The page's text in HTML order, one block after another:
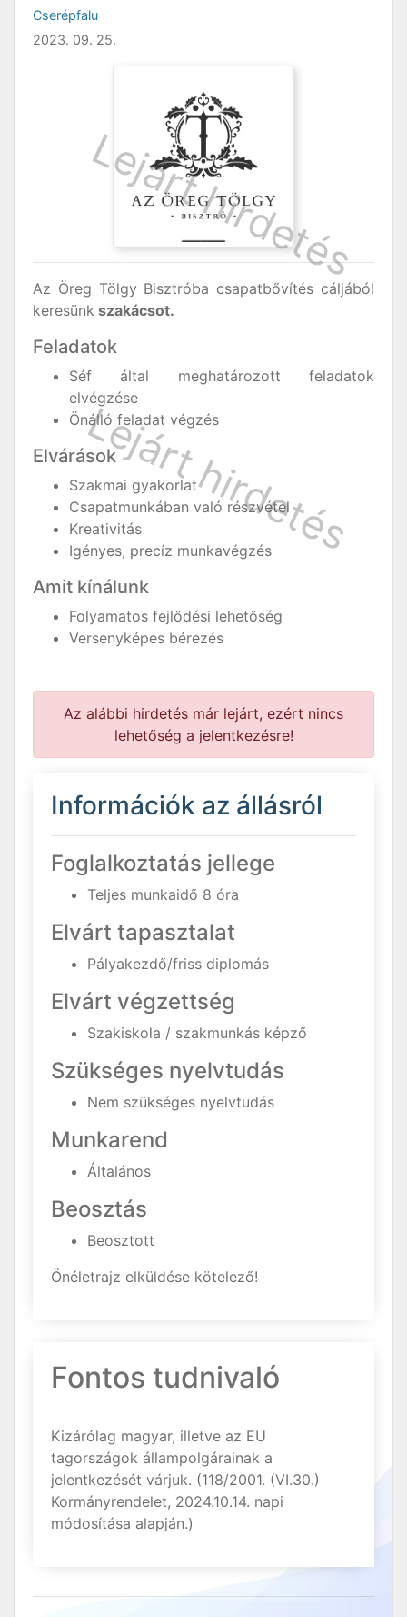
Cserépfalu
2023. 09. 25.
Az Öreg Tölgy Bisztróba csapatbővítés cáljából
keresünk szakácsot.
Feladatok
Séf által meghatározott feladatok
elvégzése
Önálló feladat végzés
Elvárások
Szakmai gyakorlat
Csapatmunkában való részvétel
Kreativitás
Igényes, precíz munkavégzés
Amit kínálunk
Folyamatos fejlődési lehetőség
Versenyképes bérezés
Az alábbi hirdetés már lejárt, ezért nincs
lehetőség a jelentkezésre!
Információk az állásról
Foglalkoztatás jellege
Teljes munkaidő 8 óra
Elvárt tapasztalat
Pályakezdő/friss diplomás
Elvárt végzettség
Szakiskola / szakmunkás képző
Szükséges nyelvtudás
Nem szükséges nyelvtudás
Munkarend
Általános
Beosztás
Beosztott
Önéletrajz elküldése kötelező!
Fontos tudnivaló
Kizárólag magyar, illetve az EU
tagországok állampolgárainak a
jelentkezését várjuk. (118/2001. (VI.30.)
Kormányrendelet, 2024.10.14. napi
módosítása alapján.)